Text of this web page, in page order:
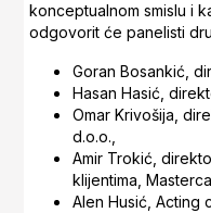
konceptualnom smislu i
odgovorit će panelisti
Goran Bosankić,
Hasan Hasić,
Omar Krivošija,
d.o.o.,
Amir Trokić,
klijentima,
Alen Husić, Acting